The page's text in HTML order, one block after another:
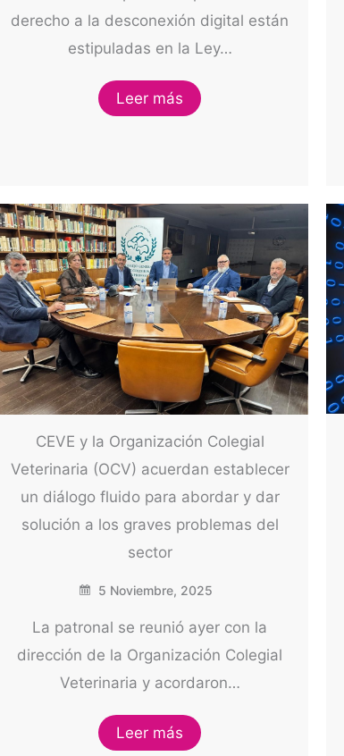
derecho a la desconexión digital están
estipuladas en la Ley…
Leer más
CEVE y la Organización Colegial
Veterinaria (OCV) acuerdan establecer
un diálogo fluido para abordar y dar
solución a los graves problemas del
sector
5 Noviembre, 2025
La patronal se reunió ayer con la
dirección de la Organización Colegial
Veterinaria y acordaron…
Leer más